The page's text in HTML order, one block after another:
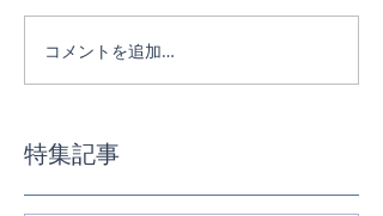
コメントを追加…
特集記事